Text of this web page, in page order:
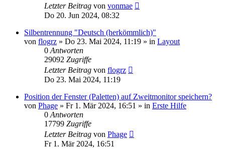
Letzter Beitrag von vonmae
Do 20. Jun 2024, 08:32
Silbentrennung "Deutsch (herkömmlich)"
von flogrz » Do 23. Mai 2024, 11:19 » in Layout
0 Antworten
29092 Zugriffe
Letzter Beitrag von flogrz
Do 23. Mai 2024, 11:19
Position der Fenster (Paletten) auf Zweitmonitor speichern?
von Phage » Fr 1. Mär 2024, 16:51 » in Erste Hilfe
0 Antworten
17799 Zugriffe
Letzter Beitrag von Phage
Fr 1. Mär 2024, 16:51